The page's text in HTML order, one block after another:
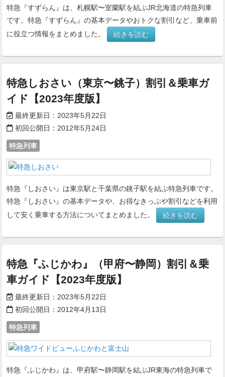
特急『すずらん』は、札幌駅〜室蘭駅を結ぶJR北海道の特急列車
です。特急『すずらん』の基本データやおトクな割引など、乗車前
に役立つ情報をまとめました。
続きを読む
特急しおさい（東京〜銚子）割引＆乗車ガ
イド【2023年度版】
最終更新日：2023年5月22日
初回公開日：2012年5月24日
特急列車
特急『しおさい』は東京駅と千葉県の銚子駅を結ぶ特急列車です。
特急『しおさい』の基本データや、お得なきっぷや割引などを利用
して安く乗車する方法についてまとめました。
続きを読む
特急『ふじかわ』（甲府〜静岡）割引＆乗
車ガイド【2023年度版】
最終更新日： 2023年5月22日
初回公開日： 2012年4月13日
特急列車
特急『ふじかわ』は、甲府駅〜静岡駅を結ぶJR東海の特急列車で